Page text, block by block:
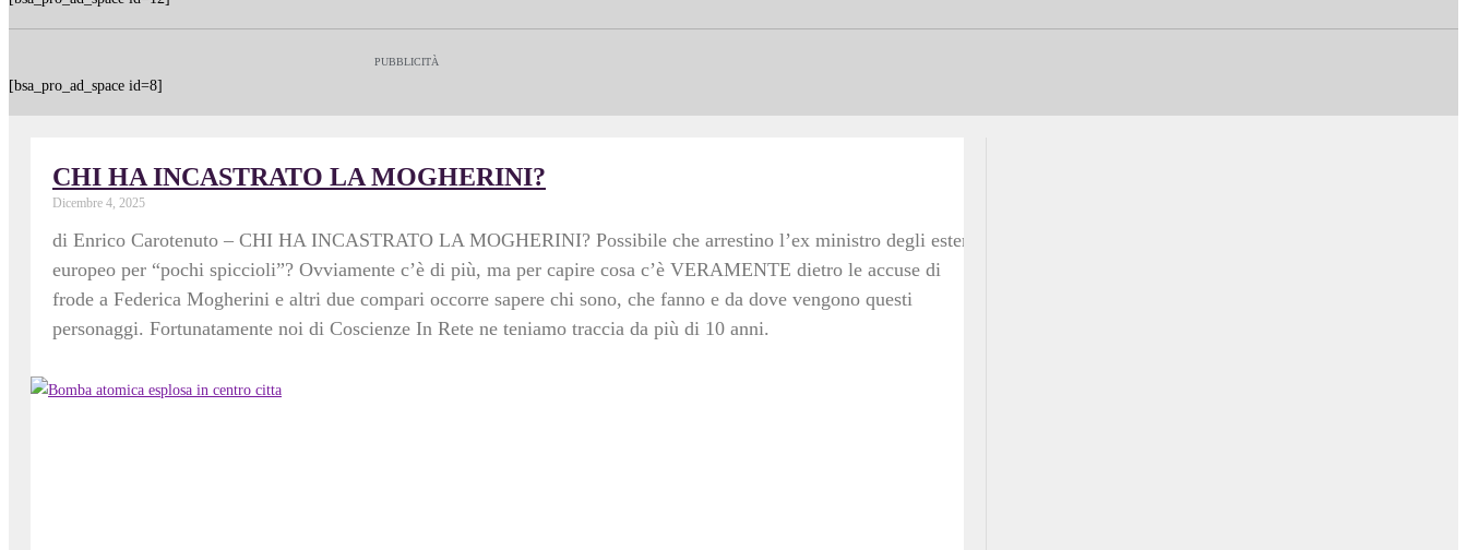
PUBBLICITÀ
[bsa_pro_ad_space id=8]
CHI HA INCASTRATO LA MOGHERINI?
Dicembre 4, 2025
di Enrico Carotenuto – CHI HA INCASTRATO LA MOGHERINI? Possibile che arrestino l’ex ministro degli esteri
europeo per “pochi spiccioli”? Ovviamente c’è di più, ma per capire cosa c’è VERAMENTE dietro le accuse di
frode a Federica Mogherini e altri due compari occorre sapere chi sono, che fanno e da dove vengono questi
personaggi. Fortunatamente noi di Coscienze In Rete ne teniamo traccia da più di 10 anni.